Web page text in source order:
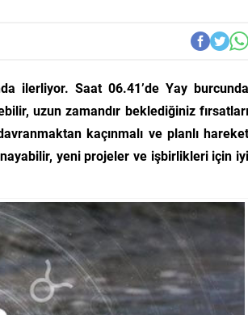
ilerliyor. Saat 06.41’de Yay burcunda
uzun zamandır beklediğiniz fırsatları
kaçınmalı ve planlı hareket
yeni projeler ve işbirlikleri için iyi